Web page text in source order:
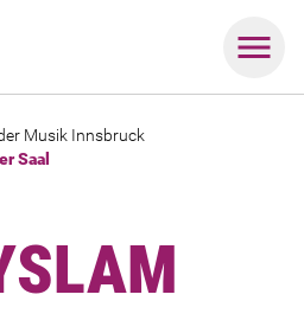
Musik Innsbruck
Saal